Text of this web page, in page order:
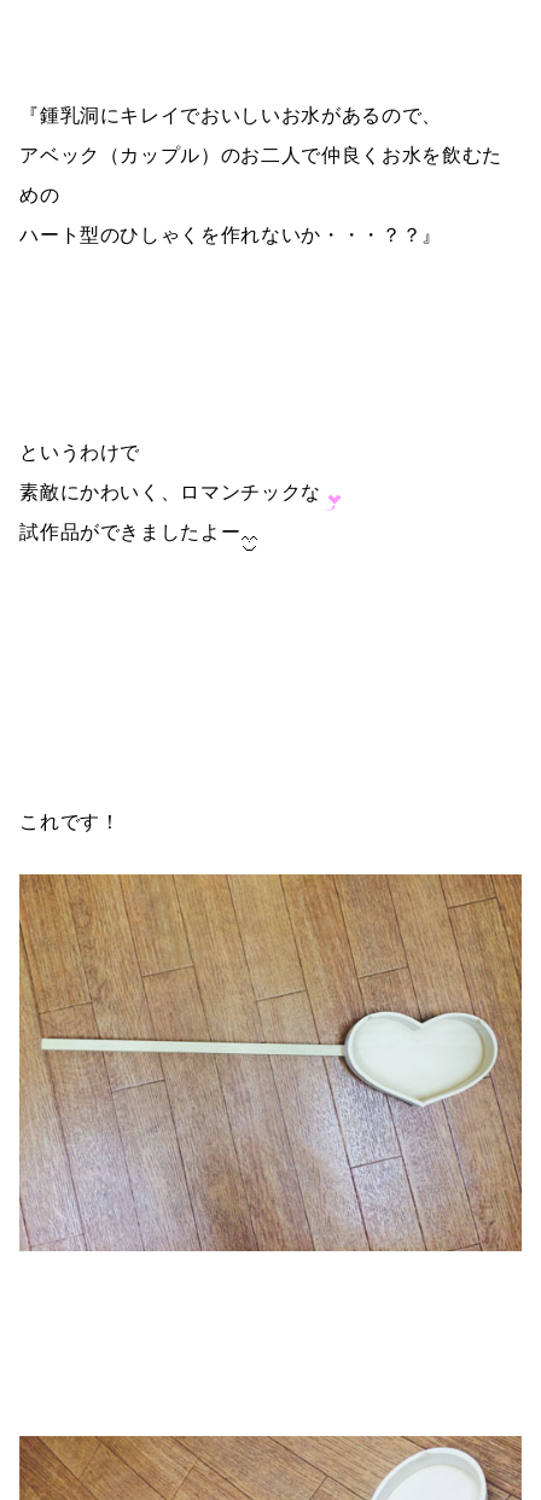
『鍾乳洞にキレイでおいしいお水があるので、
アベック（カップル）のお二人で仲良くお水を飲むた
めの
ハート型のひしゃくを作れないか・・・？？』
というわけで
素敵にかわいく、ロマンチックな
試作品ができましたよー
これです！